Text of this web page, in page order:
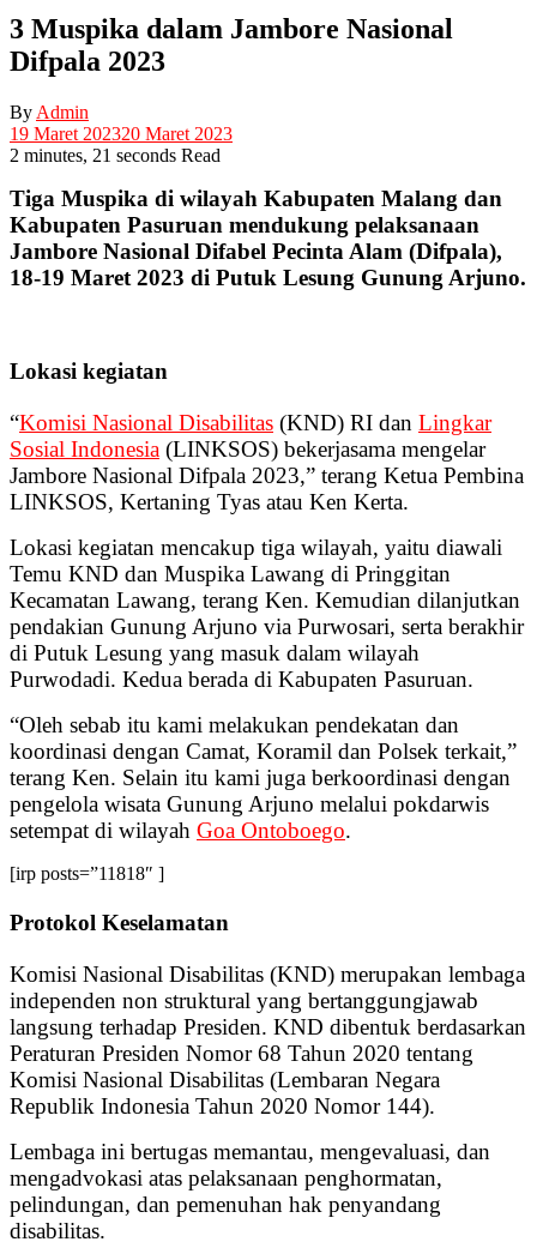
3 Muspika dalam Jambore Nasional
Difpala 2023
By Admin
19 Maret 202320 Maret 2023
2 minutes, 21 seconds Read
Tiga Muspika di wilayah Kabupaten Malang dan
Kabupaten Pasuruan mendukung pelaksanaan
Jambore Nasional Difabel Pecinta Alam (Difpala),
18-19 Maret 2023 di Putuk Lesung Gunung Arjuno.
Lokasi kegiatan
“Komisi Nasional Disabilitas (KND) RI dan Lingkar
Sosial Indonesia (LINKSOS) bekerjasama mengelar
Jambore Nasional Difpala 2023,” terang Ketua Pembina
LINKSOS, Kertaning Tyas atau Ken Kerta.
Lokasi kegiatan mencakup tiga wilayah, yaitu diawali
Temu KND dan Muspika Lawang di Pringgitan
Kecamatan Lawang, terang Ken. Kemudian dilanjutkan
pendakian Gunung Arjuno via Purwosari, serta berakhir
di Putuk Lesung yang masuk dalam wilayah
Purwodadi. Kedua berada di Kabupaten Pasuruan.
“Oleh sebab itu kami melakukan pendekatan dan
koordinasi dengan Camat, Koramil dan Polsek terkait,”
terang Ken. Selain itu kami juga berkoordinasi dengan
pengelola wisata Gunung Arjuno melalui pokdarwis
setempat di wilayah Goa Ontoboego.
[irp posts=”11818″ ]
Protokol Keselamatan
Komisi Nasional Disabilitas (KND) merupakan lembaga
independen non struktural yang bertanggungjawab
langsung terhadap Presiden. KND dibentuk berdasarkan
Peraturan Presiden Nomor 68 Tahun 2020 tentang
Komisi Nasional Disabilitas (Lembaran Negara
Republik Indonesia Tahun 2020 Nomor 144).
Lembaga ini bertugas memantau, mengevaluasi, dan
mengadvokasi atas pelaksanaan penghormatan,
pelindungan, dan pemenuhan hak penyandang
disabilitas.